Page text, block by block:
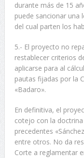
durante más de 15
puede sancionar una
del cual parten los
5.- El proyecto no
restablecer criterios
aplicarse para al
pautas fijadas por la
«Badaro».
En definitiva, el
cotejo con la
precedentes
entre otros. No da
Corte a reglamentar